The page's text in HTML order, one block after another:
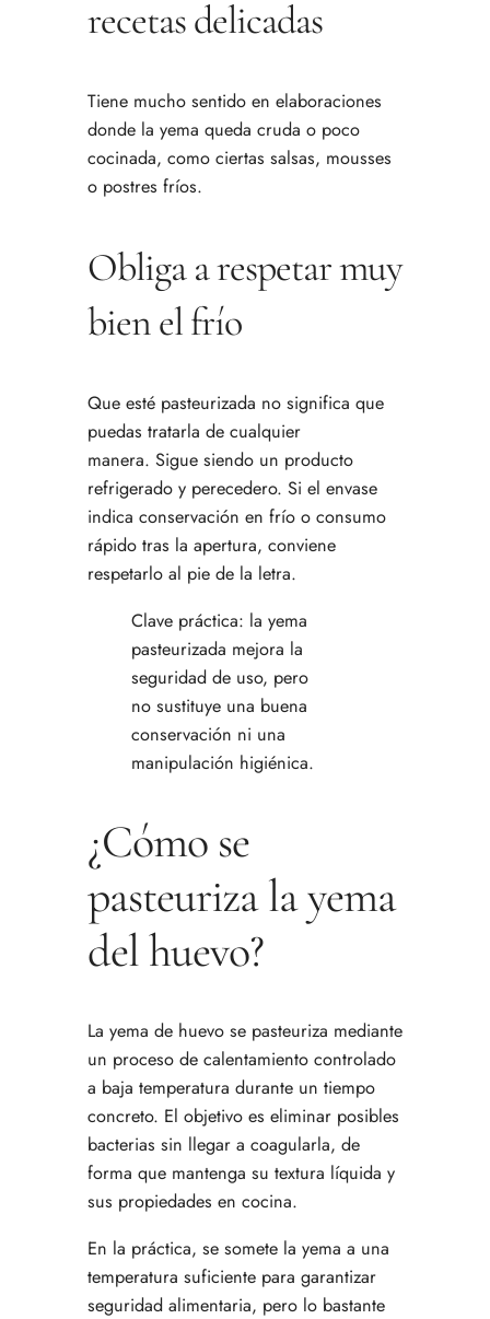
recetas delicadas
Tiene mucho sentido en elaboraciones
donde la yema queda cruda o poco
cocinada, como ciertas salsas, mousses
o postres fríos.
Obliga a respetar muy
bien el frío
Que esté pasteurizada no significa que
puedas tratarla de cualquier
manera. Sigue siendo un producto
refrigerado y perecedero. Si el envase
indica conservación en frío o consumo
rápido tras la apertura, conviene
respetarlo al pie de la letra.
Clave práctica: la yema
pasteurizada mejora la
seguridad de uso, pero
no sustituye una buena
conservación ni una
manipulación higiénica.
¿Cómo se
pasteuriza la yema
del huevo?
La yema de huevo se pasteuriza mediante
un proceso de calentamiento controlado
a baja temperatura durante un tiempo
concreto. El objetivo es eliminar posibles
bacterias sin llegar a coagularla, de
forma que mantenga su textura líquida y
sus propiedades en cocina.
En la práctica, se somete la yema a una
temperatura suficiente para garantizar
seguridad alimentaria, pero lo bastante